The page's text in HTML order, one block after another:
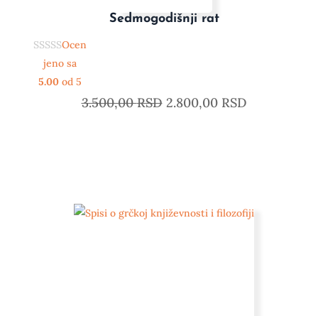
Sedmogodišnji rat
Ocen
jeno sa
5.00od 5
3.500,00RSD 2.800,00 RSD